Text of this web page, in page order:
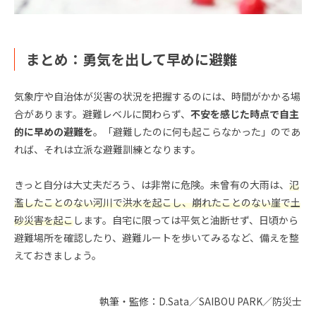
まとめ：勇気を出して早めに避難
気象庁や自治体が災害の状況を把握するのには、時間がかかる場
合があります。避難レベルに関わらず、 不安を感じた時点で自主
的に早めの避難を。「避難したのに何も起こらなかった」のであ
れば、それは立派な避難訓練となります。
きっと自分は大丈夫だろう、は非常に危険。未曾有の大雨は、 氾
濫したことのない河川で洪水を起こし、崩れたことのない崖で土
砂災害を起こします。自宅に限っては平気と油断せず、日頃から
避難場所を確認したり、避難ルートを歩いてみるなど、備えを整
えておきましょう。
執筆・監修：D.Sata／SAIBOU PARK／防災士